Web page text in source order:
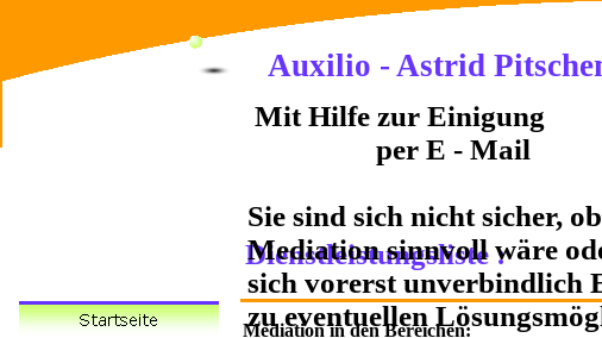
Mediation in den Bereichen:
Auxilio - Astrid
Dienstleistungsliste :
Auxilio - Astrid
Mit Hilfe zur Einigung
per E - Mail
Sie sind sich nicht sicher,
Mediation sinnvoll wäre
sich vorerst unverbindlich
zu eventuellen